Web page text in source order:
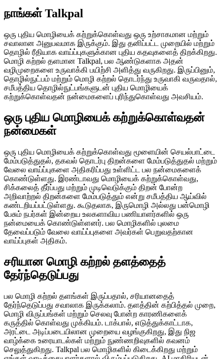
நாங்கள் Talkpal
ஒரு புதிய மொழியைக் கற்றுக்கொள்வது ஒரு உற்சாகமான மற்றும்
சவாலான அனுபவமாக இருக்கும். இது தனிப்பட்ட முறையில் மற்றும்
தொழில் ரீதியாக வாய்ப்புகளுக்கான புதிய கதவுகளைத் திறக்கிறது.
மொழி கற்றல் தளமான Talkpal, பல ஆண்டுகளாக அதன்
வழிமுறைகளை உருவாக்கி பயிற்சி அளித்து வருகிறது. இருப்பினும்,
தொழில்நுட்பம் மற்றும் மொழி கற்றல் தொடர்ந்து உருவாகி வருவதால்,
சமீபத்திய தொழில்நுட்பங்களுடன் புதிய மொழியைக்
கற்றுக்கொள்வதன் நன்மைகளைப் புரிந்துகொள்வது அவசியம்.
ஒரு புதிய மொழியைக் கற்றுக்கொள்வதன்
நன்மைகள்
ஒரு புதிய மொழியைக் கற்றுக்கொள்வது மூளையின் செயல்பாட்டை
மேம்படுத்துதல், தகவல் தொடர்பு திறன்களை மேம்படுத்துதல் மற்றும்
வேலை வாய்ப்புகளை அதிகரிப்பது உள்ளிட்ட பல நன்மைகளைக்
கொண்டுள்ளது. இரண்டாவது மொழியைக் கற்றுக்கொள்வது,
சிக்கலைத் தீர்ப்பது மற்றும் முடிவெடுக்கும் திறன் போன்ற
அறிவாற்றல் திறன்களை மேம்படுத்தும் என்று சமீபத்திய ஆய்வில்
கண்டறியப்பட்டுள்ளது. கூடுதலாக, இருமொழி அல்லது பன்மொழி
பேசும் நபர்கள் இன்றைய உலகளாவிய பணியாளர்களில் ஒரு
நன்மையைக் கொண்டுள்ளனர். பல மொழிகளில் புலமை
தேவைப்படும் வேலை வாய்ப்புகளை அவர்கள் பெறுவதற்கான
வாய்ப்புகள் அதிகம்.
சரியான மொழி கற்றல் தளத்தைத்
தேர்ந்தெடுப்பது
பல மொழி கற்றல் தளங்கள் இருப்பதால், சரியானதைத்
தேர்ந்தெடுப்பது சவாலாக இருக்கலாம். தளத்தின் கற்பித்தல் முறை,
மொழி விருப்பங்கள் மற்றும் செலவு போன்ற காரணிகளைக்
கருத்தில் கொள்வது முக்கியம். டாக்பால், எடுத்துக்காட்டாக,
அரட்டை அடிப்படையிலான முறையை வழங்குகிறது, இது நிஜ
வாழ்க்கை உரையாடல்கள் மற்றும் நுண்ணறிவுகளில் கவனம்
செலுத்துகிறது. Talkpal பல மொழிகளில் கிடைக்கிறது மற்றும்